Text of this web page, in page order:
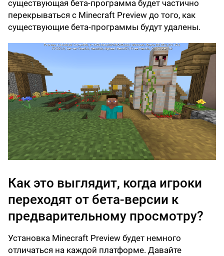
существующая бета-программа будет частично
перекрываться с Minecraft Preview до того, как
существующие бета-программы будут удалены.
Как это выглядит, когда игроки
переходят от бета-версии к
предварительному просмотру?
Установка Minecraft Preview будет немного
отличаться на каждой платформе. Давайте